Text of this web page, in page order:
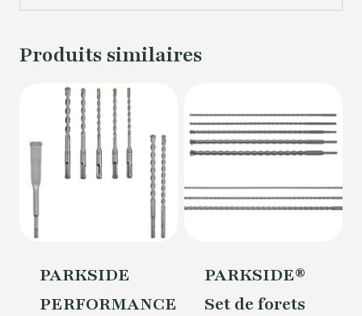
Produits similaires
PARKSIDE
PERFORMANCE®
PARKSIDE®
Set de forets